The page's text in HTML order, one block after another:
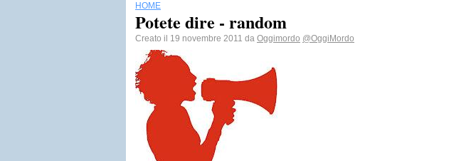
HOME
Potete dire - random
Creato il 19 novembre 2011 da Oggimordo @OggiMordo